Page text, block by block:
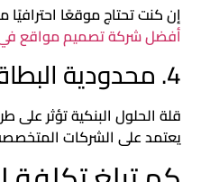
إن كنت تحتاج موقعًا احترافيًا
أفضل شركة تصميم مواقع
4. محدودية البطاقات البنكية
قلة الحلول البنكية تؤثر على
يعتمد على الشركات